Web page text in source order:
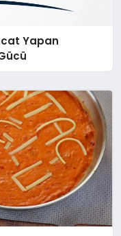
Yapan